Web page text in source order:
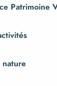
Patrimoine
nature